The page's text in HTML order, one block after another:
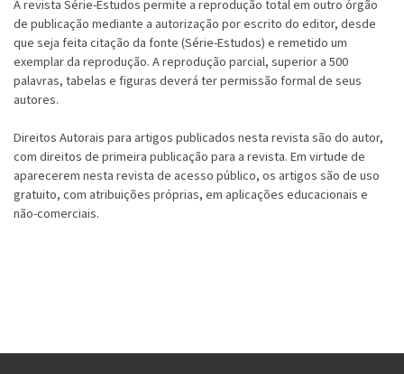
A revista Série-Estudos permite a reprodução total em outro órgão
de publicação mediante a autorização por escrito do editor, desde
que seja feita citação da fonte (Série-Estudos) e remetido um
exemplar da reprodução. A reprodução parcial, superior a 500
palavras, tabelas e figuras deverá ter permissão formal de seus
autores.
Direitos Autorais para artigos publicados nesta revista são do autor,
com direitos de primeira publicação para a revista. Em virtude de
aparecerem nesta revista de acesso público, os artigos são de uso
gratuito, com atribuições próprias, em aplicações educacionais e
não-comerciais.